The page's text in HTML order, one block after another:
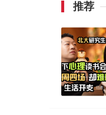
推荐